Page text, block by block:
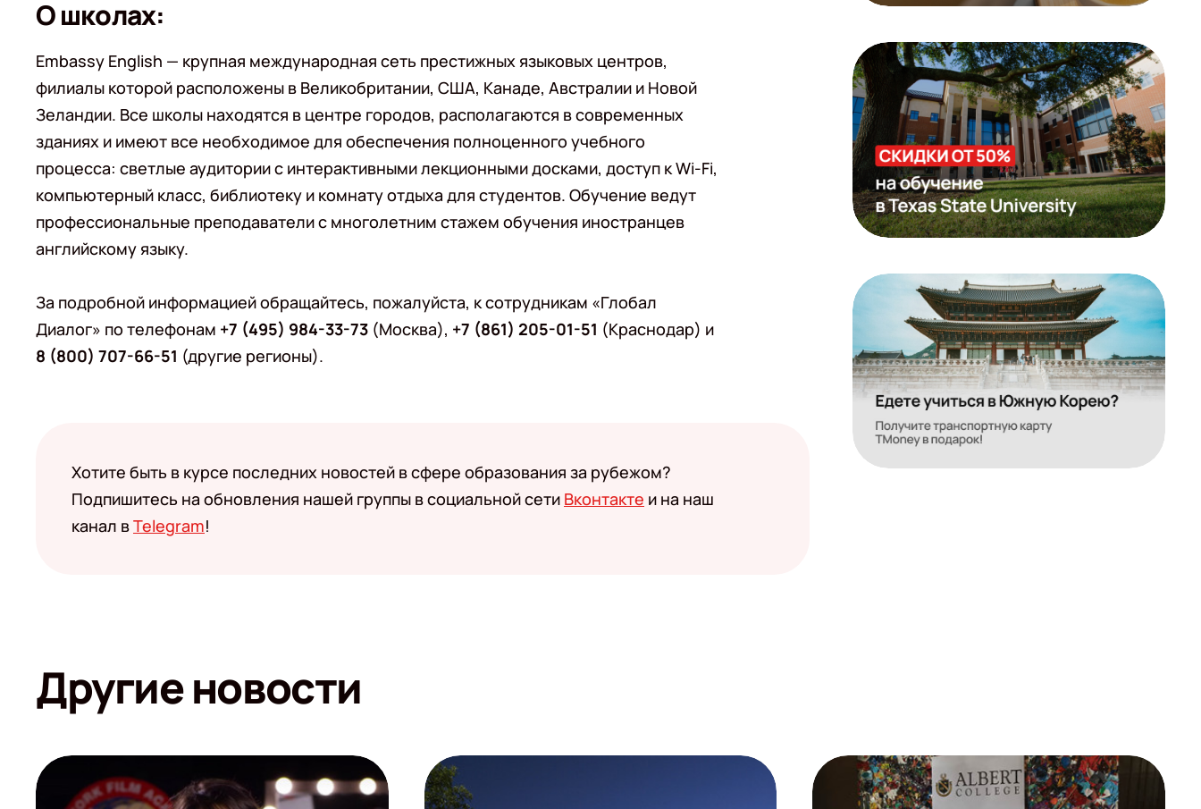
О школах:
Embassy English — крупная международная сеть престижных языковых центров,
филиалы которой расположены в Великобритании, США, Канаде, Австралии и Новой
Зеландии. Все школы находятся в центре городов, располагаются в современных
зданиях и имеют все необходимое для обеспечения полноценного учебного
процесса: светлые аудитории с интерактивными лекционными досками, доступ к Wi-Fi,
компьютерный класс, библиотеку и комнату отдыха для студентов. Обучение ведут
профессиональные преподаватели с многолетним стажем обучения иностранцев
английскому языку.
За подробной информацией обращайтесь, пожалуйста, к сотрудникам «Глобал
Диалог» по телефонам +7 (495) 984-33-73 (Москва), +7 (861) 205-01-51 (Краснодар) и
8 (800) 707-66-51 (другие регионы).
Хотите быть в курсе последних новостей в сфере образования за рубежом?
Подпишитесь на обновления нашей группы в социальной сети Вконтакте и на наш
канал вTelegram!
Другие новости